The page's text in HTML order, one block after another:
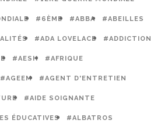
#6ÈME #ABBA #ABEILLES
#ADA LOVELACE #ADDICTION
#AESH #AFRIQUE
#AGEEM #AGENT D'ENTRETIEN
#AIDE SOIGNANTE
ÉDUCATIVES #ALBATROS